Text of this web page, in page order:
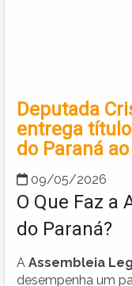
Deputada
entrega
do Paraná
09/05/2026
O Que Faz a
do Paraná?
A Assembleia
desempenha um